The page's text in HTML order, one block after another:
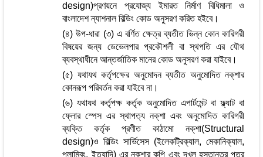
design)প্রণয়নে প্রযোজ্য ইমারত নির্মাণ বিধিমালা ও
বাংলাদেশ ন্যাশনাল বিল্ডিং কোড অনুসরণ করিত হইবে।
(৪) উপ-ধারা (৩) এ বর্ণিত ক্ষেত্র ব্যতীত ভিন্ন কোন কারিগরী
বিষয়ের জন্য ডেভেলপার প্রকৌশলী বা স্থপতি এর যৌথ
ব্যবস্থাধীনে আন্তর্জাতিক মানের কোড অনুসরণ করা যাইবে।
(৫) যথাযথ কর্তৃপক্ষের অনুমোদন ব্যতীত অনুমোদিত নক্‌শার
কোনরূপ পরিবর্তন করা যাইবে না।
(৬) যথাযথ কর্তৃপক্ষ কর্তৃক অনুমোদিত এপার্টমেন্ট বা ফ্ল্যাট বা
ফ্লোর স্পেস এর স্থাপত্য নক্‌শা এবং অনুমোদিত কারিগরী
ব্যক্তি কর্তৃক প্রণীত কাঠামো নক্‌শা(Structural
design)ও বিল্ডিং সার্ভিসেস (ইলেকট্রিক্যাল, মেকানিক্যাল,
প্লাম্বিং, ইত্যাদি) এর নক্‌শার কপি এবং দখল হস্তান্তর পত্র